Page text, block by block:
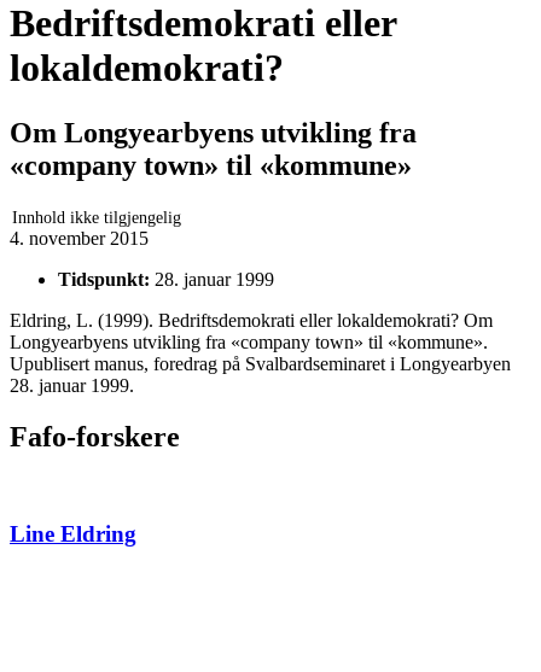
Bedriftsdemokrati eller
lokaldemokrati?
Om Longyearbyens utvikling fra
«company town» til «kommune»
Innhold ikke tilgjengelig
4. november 2015
Tidspunkt: 28. januar 1999
Eldring, L. (1999). Bedriftsdemokrati eller lokaldemokrati? Om
Longyearbyens utvikling fra «company town» til «kommune».
Upublisert manus, foredrag på Svalbardseminaret i Longyearbyen
28. januar 1999.
Fafo-forskere
Line Eldring